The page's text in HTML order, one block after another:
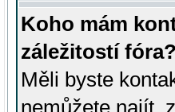
Koho mám
záležitostí fóra?
Měli byste
nemůžete najít,